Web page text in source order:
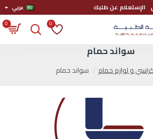
الإستعلام عن طلبك عربي
0
0
و لوازم حمام سواند حمام
سواند حمام